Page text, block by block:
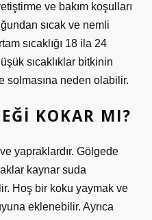
ve bakım koşulları
sıcak ve nemli
sıcaklığı 18 ila 24
sıcaklıklar bitkinin
solmasına neden olabilir.
KOKAR MI?
yapraklardır. Gölgede
kaynar suda
Hoş bir koku yaymak ve
eklenebilir. Ayrıca